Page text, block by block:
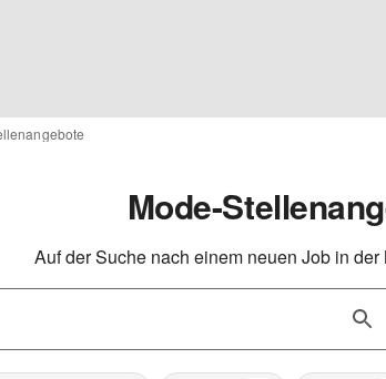
Mode-
Auf der Suche nach einem neuen Job in